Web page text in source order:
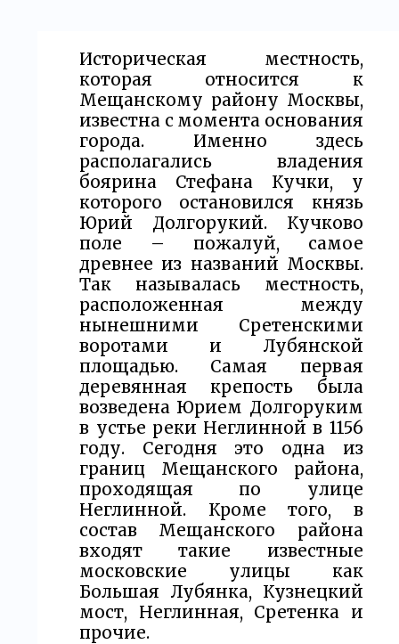
Историческая местность,
которая относится к
Мещанскому району Москвы,
известна с момента основания
города. Именно здесь
располагались владения
боярина Стефана Кучки, у
которого остановился князь
Юрий Долгорукий. Кучково
поле – пожалуй, самое
древнее из названий Москвы.
Так называлась местность,
расположенная между
нынешними Сретенскими
воротами и Лубянской
площадью. Самая первая
деревянная крепость была
возведена Юрием Долгоруким
в устье реки Неглинной в 1156
году. Сегодня это одна из
границ Мещанского района,
проходящая по улице
Неглинной. Кроме того, в
состав Мещанского района
входят такие известные
московские улицы как
Большая Лубянка, Кузнецкий
мост, Неглинная, Сретенка и
прочие.